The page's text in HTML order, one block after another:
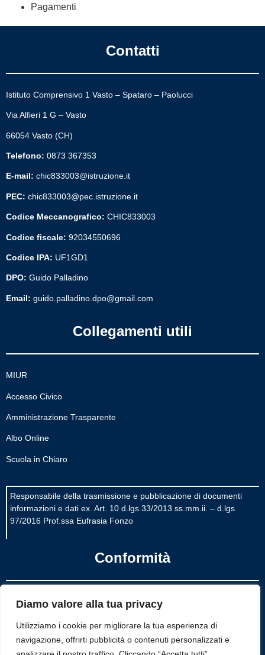
Diamo valore alla tua privacy
Utilizziamo i cookie per migliorare la tua esperienza di
navigazione, offrirti pubblicità o contenuti personalizzati e
Pagamenti
Contatti
Istituto Comprensivo 1 Vasto – Spataro – Paolucci
Via Alfieri 1 G – Vasto
66054 Vasto (CH)
Telefono: 0873 367353
E-mail: chic833003@istruzione.it
PEC: chic833003@pec.istruzione.it
Codice Meccanografico: CHIC833003
Codice fiscale: 92034550696
Codice IPA: UF1GD1
DPO: Guido Palladino
Email: guido.palladino.dpo@gmail.com
Collegamenti utili
MIUR
Accesso Civico
Amministrazione Trasparente
Albo Online
Scuola in Chiaro
Responsabile della trasmissione e pubblicazione di documenti
informazioni e dati ex. Art. 10 d.lgs 33/2013 ss.mm.ii. – d.lgs
97/2016 Prof.ssa Eufrasia Fonzo
Conformità
Privacy Policy
Dichiarazione di accessibilità
Note legali